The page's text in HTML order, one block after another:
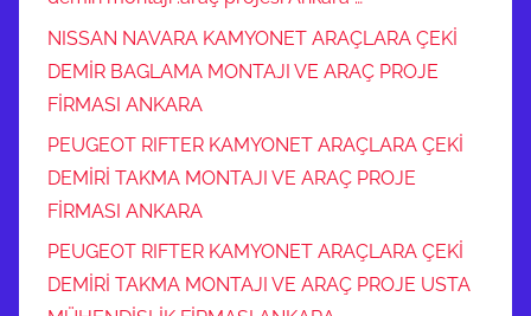
NISSAN NAVARA KAMYONET ARAÇLARA ÇEKİ
DEMİR BAGLAMA MONTAJI VE ARAÇ PROJE
FİRMASI ANKARA
PEUGEOT RIFTER KAMYONET ARAÇLARA ÇEKİ
DEMİRİ TAKMA MONTAJI VE ARAÇ PROJE
FİRMASI ANKARA
PEUGEOT RIFTER KAMYONET ARAÇLARA ÇEKİ
DEMİRİ TAKMA MONTAJI VE ARAÇ PROJE USTA